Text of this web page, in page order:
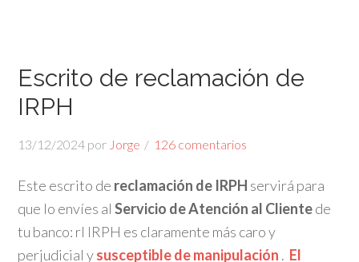
Escrito de reclamación de
IRPH
13/12/2024 por Jorge 126 comentarios
Este escrito de reclamación de IRPH servirá para
que lo envíes alServicio de Atención al Clientede
tu banco: rl IRPH es claramente más caro y
perjudicial ysusceptible de manipulación . El